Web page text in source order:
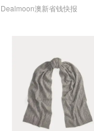
Dealmoon澳新省钱快报